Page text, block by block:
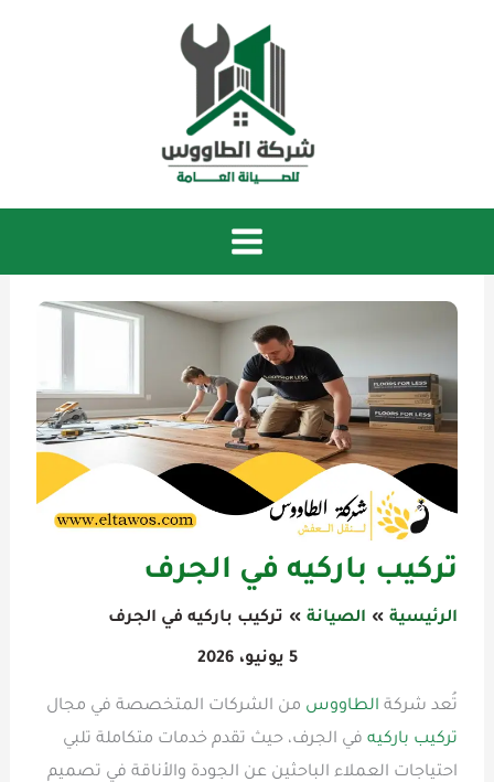
تركيب باركيه في الجرف
الرئيسية الصيانة تركيب باركيه في الجرف
5 يونيو، 2026
تُعد شركة الطاووس من الشركات المتخصصة في مجال
تركيب باركيه في الجرف، حيث تقدم خدمات متكاملة تلبي
احتياجات العملاء الباحثين عن الجودة والأناقة في تصميم